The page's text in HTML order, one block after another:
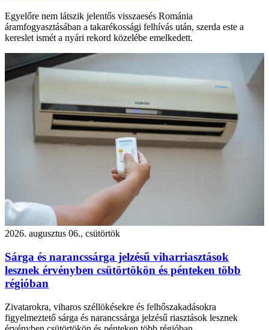
Egyelőre nem látszik jelentős visszaesés Románia
áramfogyasztásában a takarékossági felhívás után, szerda este a
kereslet ismét a nyári rekord közelébe emelkedett.
2026. augusztus 06., csütörtök
Sárga és narancssárga jelzésű viharriasztások
lesznek érvényben csütörtökön és pénteken több
régióban
Zivatarokra, viharos széllökésekre és felhőszakadásokra
figyelmeztető sárga és narancssárga jelzésű riasztások lesznek